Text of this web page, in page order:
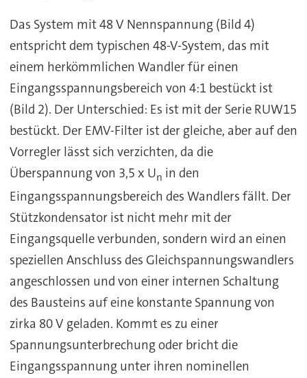
Das System mit 48 V Nennspannung (Bild 4)
entspricht dem typischen 48-V-System, das mit
einem herkömmlichen Wandler für einen
Eingangsspannungsbereich von 4:1 bestückt ist
(Bild 2). Der Unterschied: Es ist mit der Serie RUW15
bestückt. Der EMV-Filter ist der gleiche, aber auf den
Vorregler lässt sich verzichten, da die
Überspannung von 3,5 x Un in den
Eingangsspannungsbereich des Wandlers fällt. Der
Stützkondensator ist nicht mehr mit der
Eingangsquelle verbunden, sondern wird an einen
speziellen Anschluss des Gleichspannungswandlers
angeschlossen und von einer internen Schaltung
des Bausteins auf eine konstante Spannung von
zirka 80 V geladen. Kommt es zu einer
Spannungsunterbrechung oder bricht die
Eingangsspannung unter ihren nominellen